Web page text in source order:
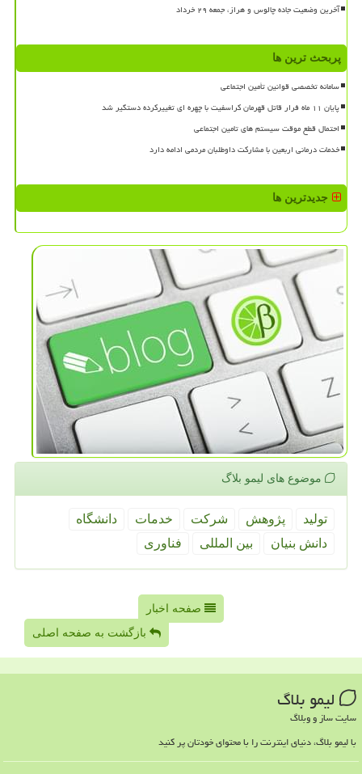
آخرین وضعیت جاده چالوس و هراز، جمعه ۲۹ خرداد
پربحث ترین ها
سامانه تخصصی قوانین تأمین اجتماعی
پایان ۱۱ ماه فرار قاتل قهرمان کراسفیت با چهره ای تغییرکرده دستگیر شد
احتمال قطع موقت سیستم های تامین اجتماعی
خدمات درمانی اربعین با مشارکت داوطلبان مردمی ادامه دارد
جدیدترین ها
موضوع های لیمو بلاگ
تولید پژوهش شركت خدمات
دانشگاه
دانش بنیان
بین المللی فناوری
صفحه اخبار
بازگشت به صفحه اصلی
لیمو بلاگ
سایت ساز و وبلاگ
با لیمو بلاگ، دنیای اینترنت را با محتوای خودتان پر کنید